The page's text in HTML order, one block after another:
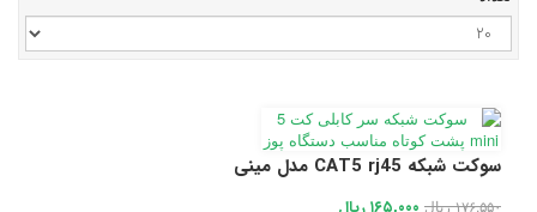
سوکت شبکه CAT5 rj45 مدل مینی
۱۷۶,۵۵۰ ریال